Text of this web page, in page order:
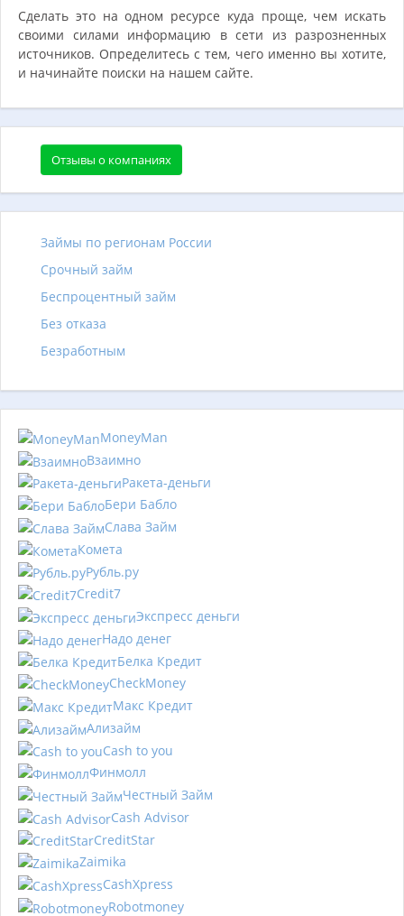
Сделать это на одном ресурсе куда проще, чем искать
своими силами информацию в сети из разрозненных
источников. Определитесь с тем, чего именно вы хотите,
и начинайте поиски на нашем сайте.
Отзывы о компаниях
Займы по регионам России
Срочный займ
Беспроцентный займ
Без отказа
Безработным
MoneyMan
Взаимно
Ракета-деньги
Бери Бабло
Слава Займ
Комета
Рубль.ру
Сredit7
Экспресс деньги
Надо денег
Белка Кредит
CheckMoney
Макс Кредит
Ализайм
Сash to you
Финмолл
Честный Займ
Cash Advisor
CreditStar
Zaimika
CashXpress
Robotmoney